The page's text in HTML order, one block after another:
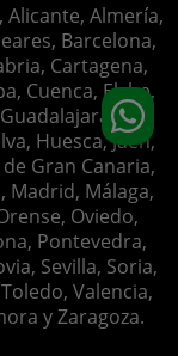
Alicante, Almería,
Barcelona,
Cartagena,
Cuenca, Elche,
Huesca, Jaén,
de Gran Canaria,
Madrid, Málaga,
Oviedo,
Pontevedra,
Sevilla, Soria,
Valencia,
y Zaragoza.